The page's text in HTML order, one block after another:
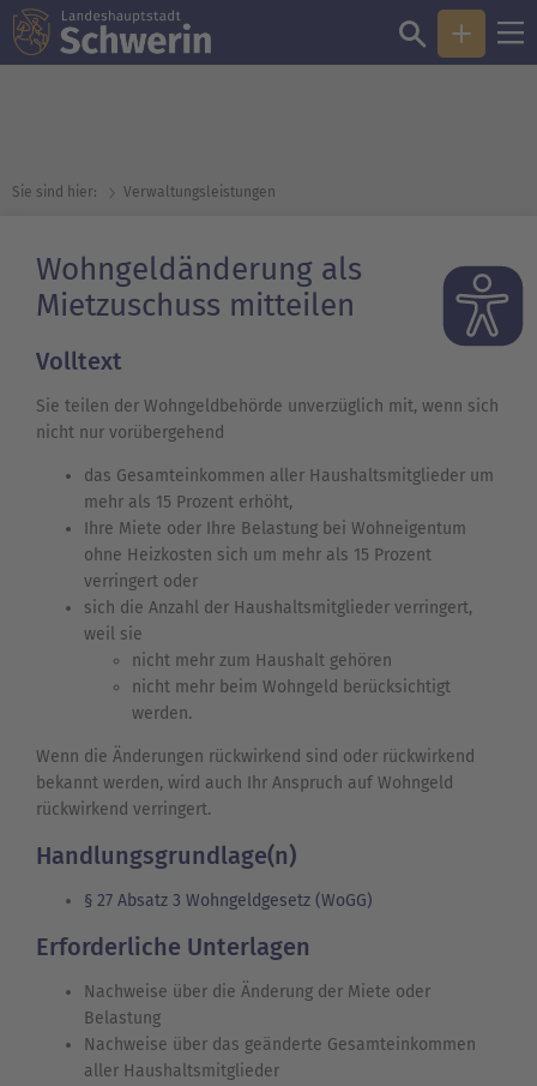
Sie sind hier: Verwaltungsleistungen
Wohngeldänderung als
Mietzuschuss mitteilen
Volltext
Sie teilen der Wohngeldbehörde unverzüglich mit, wenn sich
nicht nur vorübergehend
das Gesamteinkommen aller Haushaltsmitglieder um
mehr als 15 Prozent erhöht,
Ihre Miete oder Ihre Belastung bei Wohneigentum
ohne Heizkosten sich um mehr als 15 Prozent
verringert oder
sich die Anzahl der Haushaltsmitglieder verringert,
weil sie
nicht mehr zum Haushalt gehören
nicht mehr beim Wohngeld berücksichtigt
werden.
Wenn die Änderungen rückwirkend sind oder rückwirkend
bekannt werden, wird auch Ihr Anspruch auf Wohngeld
rückwirkend verringert.
Handlungsgrundlage(n)
§ 27 Absatz 3 Wohngeldgesetz (WoGG)
Erforderliche Unterlagen
Nachweise über die Änderung der Miete oder
Belastung
Nachweise über das geänderte Gesamteinkommen
aller Haushaltsmitglieder